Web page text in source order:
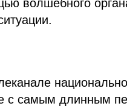
волшебного
с самым длинным